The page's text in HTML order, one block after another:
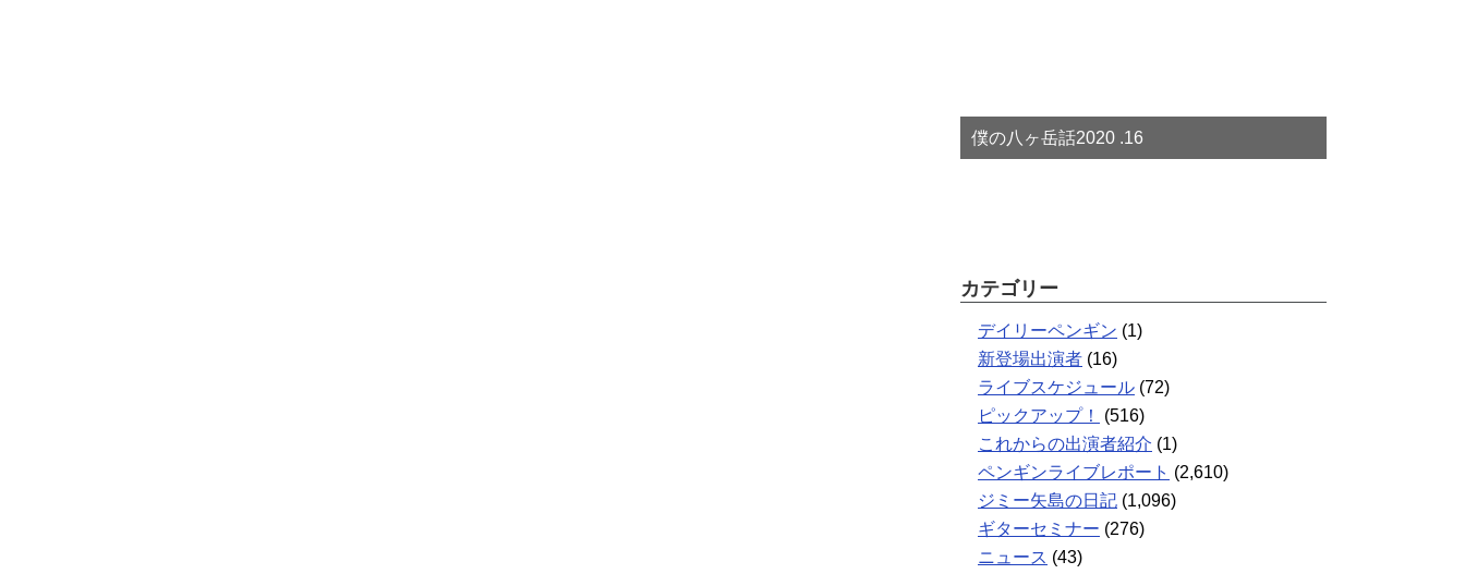
僕の八ヶ岳話2020 .16
カテゴリー
デイリーペンギン (1)
新登場出演者 (16)
ライブスケジュール (72)
ピックアップ！
(516)
これからの出演者紹介 (1)
ペンギンライブレポート (2,610)
ジミー矢島の日記 (1,096)
ギターセミナー (276)
ニュース (43)